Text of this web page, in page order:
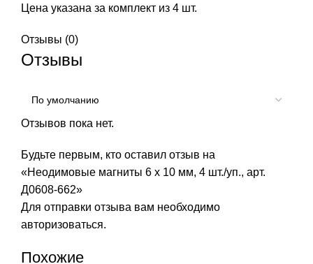
Цена указана за комплект из 4 шт.
Отзывы (0)
Отзывы
Отзывов пока нет.
Будьте первым, кто оставил отзыв на
«Неодимовые магниты 6 х 10 мм, 4 шт./уп., арт.
Д0608-662»
Для отправки отзыва вам необходимо
авторизоваться.
Похожие